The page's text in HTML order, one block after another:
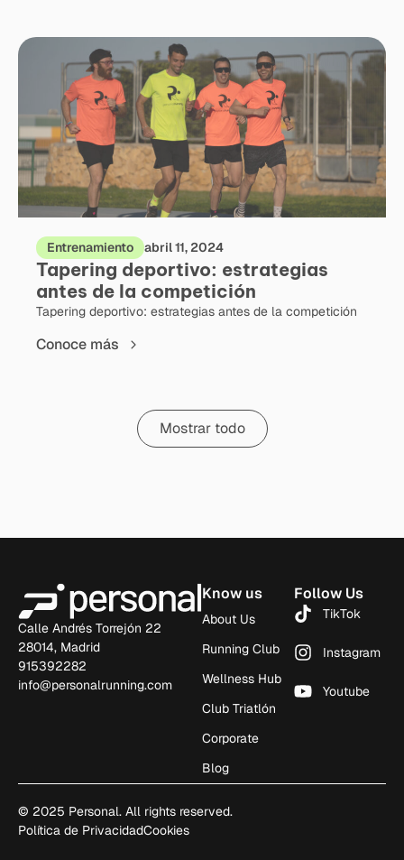
Entrenamiento abril 11, 2024
Tapering deportivo: estrategias
antes de la competición
Tapering deportivo: estrategias antes de la competición
Conoce más
Mostrar todo
Calle Andrés Torrejón 22
28014, Madrid
915392282
info@personalrunning.com
Know us
About Us
Running Club
Wellness Hub
Club Triatlón
Corporate
Blog
Follow Us
TikTok
Instagram
Youtube
© 2025 Personal. All rights reserved.
Política de PrivacidadCookies